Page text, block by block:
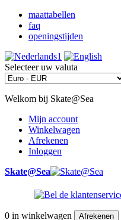
maattabellen
faq
openingstijden
Selecteer uw valuta
Welkom bij Skate@Sea
Mijn account
Winkelwagen
Afrekenen
Inloggen
Skate@Sea
0 in winkelwagen Afrekenen